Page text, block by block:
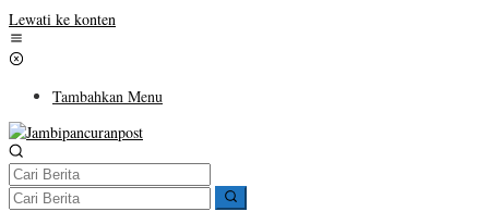
Lewati ke konten
Tambahkan Menu